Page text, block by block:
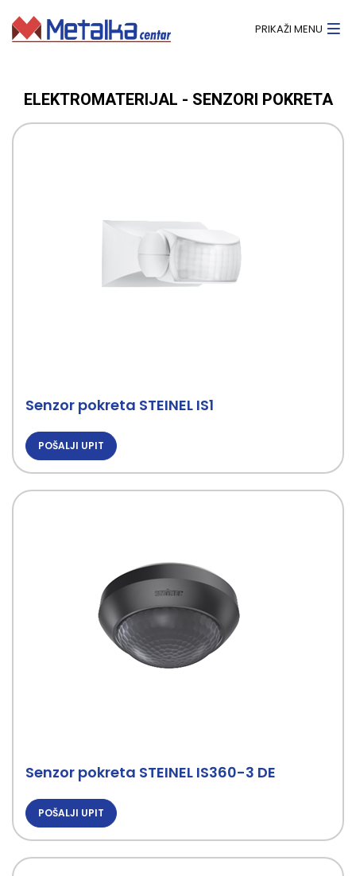
PRIKAŽI MENU
ELEKTROMATERIJAL - SENZORI POKRETA
Senzor pokreta STEINEL IS1
POŠALJI UPIT
Senzor pokreta STEINEL IS360-3 DE
POŠALJI UPIT